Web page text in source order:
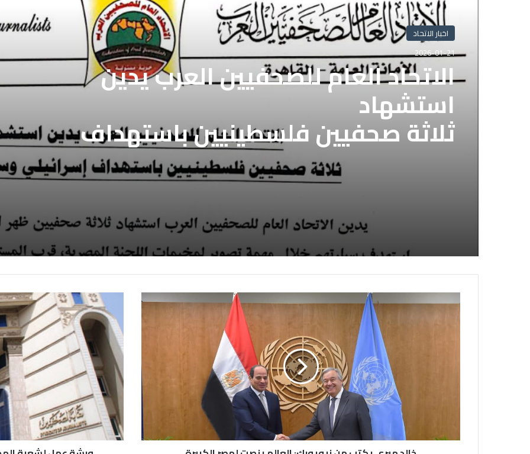
اخبار الاتحاد
2026-01-21
الاتحاد العام للصحفيين العرب يدين
استشهاد
ثلاثة صحفيين فلسطينيين باستهداف
إسرائيلي وسط قطاع غزة